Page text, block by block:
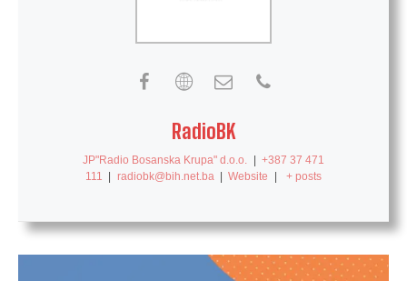
RadioBK
JP"Radio Bosanska Krupa" d.o.o. | +387 37 471
111
| radiobk@bih.net.ba | Website | + posts